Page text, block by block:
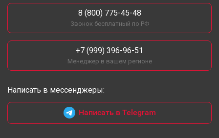
8 (800) 775-45-48
Звонок бесплатный по РФ
+7 (999) 396-96-51
Менеджер в вашем регионе
Написать в мессенджеры:
Написать в Telegram